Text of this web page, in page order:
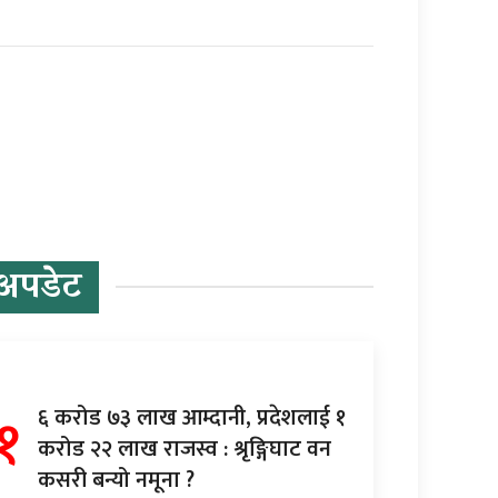
६ करोड ७३ लाख आम्दानी, प्रदेशलाई १
करोड २२ लाख राजस्व : श्रृङ्गिघाट वन
कसरी बन्यो नमूना ?